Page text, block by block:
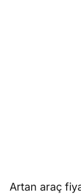
Artan araç